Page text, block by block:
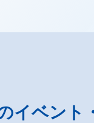
イベント